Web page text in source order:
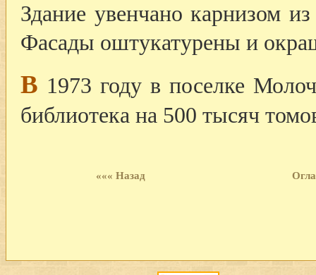
Здание увенчано карнизом
Фасады оштукатурены и
В 1973 году в поселке
библиотека на 500 тысяч
««« Назад